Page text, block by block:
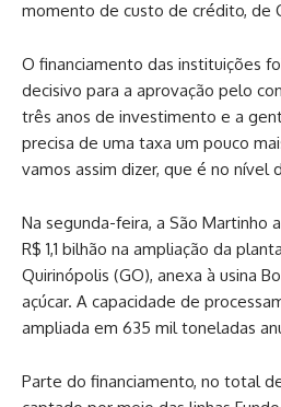
momento de custo de crédito, de
O financiamento das instituições
decisivo para a aprovação pelo
três anos de investimento e a
precisa de uma taxa um pouco
vamos assim dizer, que é no nível
Na segunda-feira, a São Martinho
R$ 1,1 bilhão na ampliação da
Quirinópolis (GO), anexa à usina
açúcar. A capacidade de
ampliada em 635 mil toneladas
Parte do financiamento, no total